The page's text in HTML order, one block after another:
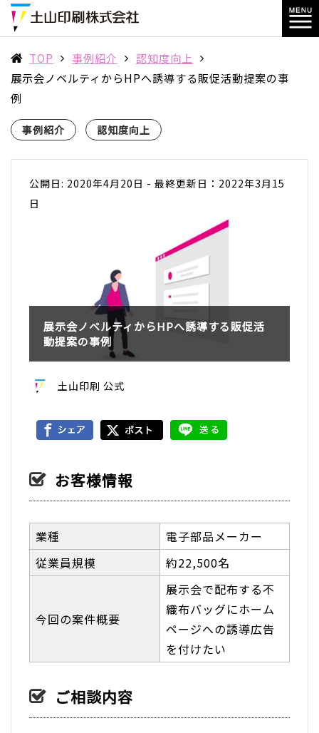
TOP 事例紹介
認知度向上
展示会ノベルティからHPへ誘導する販促活動提案の事
例
事例紹介 認知度向上
公開日: 2020年4月20日 - 最終更新日：2022年3月15
日
展示会ノベルティからHPへ誘導する販促活
動提案の事例
土山印刷 公式
お客様情報
業種
電子部品メーカー
従業員規模
約22,500名
今回の案件概要
展示会で配布する不
織布バッグにホーム
ページへの誘導広告
を付けたい
ご相談内容